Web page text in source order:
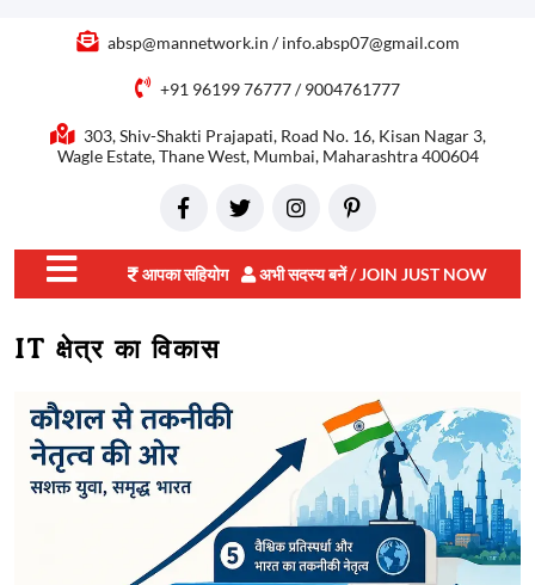
absp@mannetwork.in / info.absp07@gmail.com
+91 96199 76777 / 9004761777
303, Shiv-Shakti Prajapati, Road No. 16, Kisan Nagar 3,
Wagle Estate, Thane West, Mumbai, Maharashtra 400604
menu
आपका सहियोग अभी सदस्य बनें / JOIN JUST NOW
IT क्षेत्र का विकास